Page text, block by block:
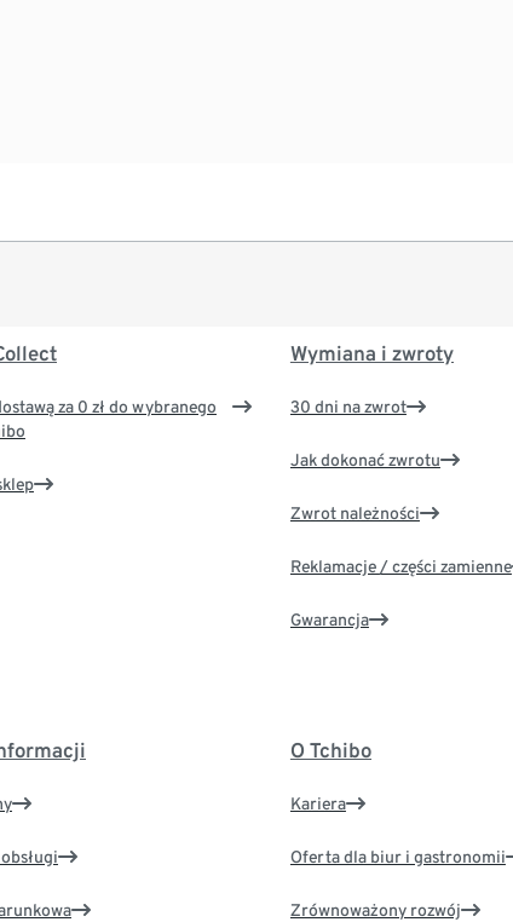
za 0 zł do wybranego
Wymiana i zwroty
30 dni na zwrot
Jak dokonać zwrotu
Zwrot należności
Reklamacje / części zamienne
Gwarancja
O Tchibo
Kariera
Oferta dla biur i gastronomii
Zrównoważony rozwój